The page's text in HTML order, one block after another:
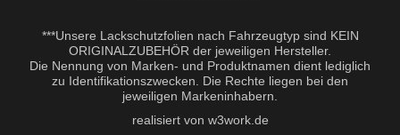
***Unsere Lackschutzfolien nach Fahrzeugtyp sind KEIN
ORIGINALZUBEHÖR der jeweiligen Hersteller.
Die Nennung von Marken- und Produktnamen dient lediglich
zu Identifikationszwecken. Die Rechte liegen bei den
jeweiligen Markeninhabern.
realisiert von w3work.de